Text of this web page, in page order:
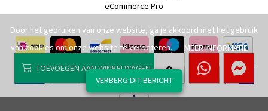
TOEVOEGEN AAN WINKELWAGEN
eCommerce Pro
Door het gebruiken van onze website, ga je akkoord met het gebruik
van cookies om onze website te verbeteren.
MEER INFORMATIE
VERBERG DIT BERICHT